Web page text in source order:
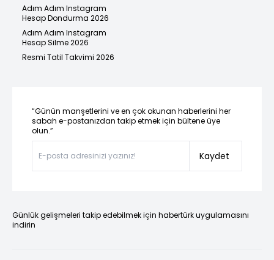
Adım Adım Instagram
Hesap Dondurma 2026
Adım Adım Instagram
Hesap Silme 2026
Resmi Tatil Takvimi 2026
“Günün manşetlerini ve en çok okunan haberlerini her
sabah e-postanızdan takip etmek için bültene üye
olun.”
Kaydet
Günlük gelişmeleri takip edebilmek için habertürk uygulamasını
indirin